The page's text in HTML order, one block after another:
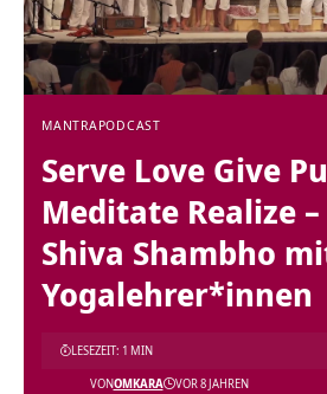
MANTRAPODCAST
Serve Love Give
Meditate Realize –
Shiva Shambho
Yogalehrer*innen
VONOMKARA VOR 8 JAHREN
LESEZEIT: 1 MIN